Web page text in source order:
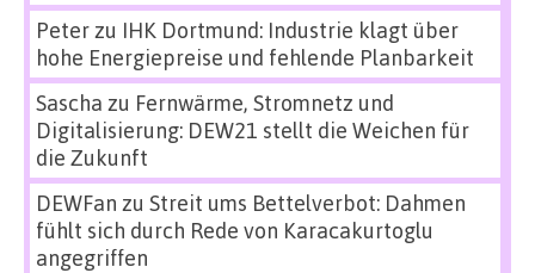
Peterzu IHK Dortmund: Industrie klagt über
hohe Energiepreise und fehlende Planbarkeit
Sascha zu Fernwärme, Stromnetz und
Digitalisierung: DEW21 stellt die Weichen für
die Zukunft
DEWFan zu Streit ums Bettelverbot: Dahmen
fühlt sich durch Rede von Karacakurtoglu
angegriffen